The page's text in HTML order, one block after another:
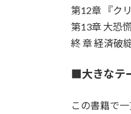
第12章 『ク
第13章 大恐
終 章 経済破
■大きなテ
この書籍で